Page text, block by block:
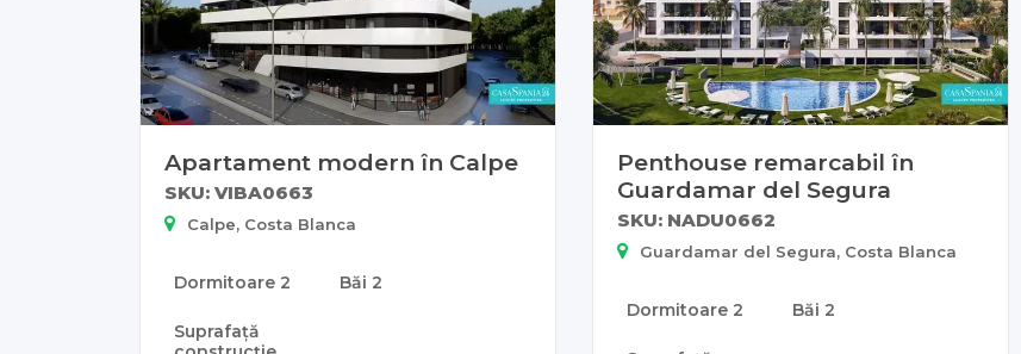
Apartament modern în Calpe
SKU: VIBA0663
Calpe, Costa Blanca
Dormitoare 2 Băi 2
Suprafață
Penthouse remarcabil în
Guardamar del Segura
SKU: NADU0662
Guardamar del Segura, Costa Blanca
Dormitoare 2 Băi 2